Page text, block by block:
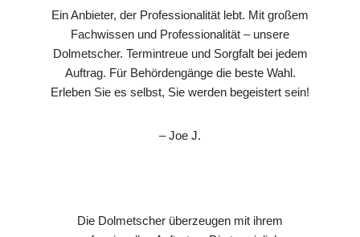
Ein Anbieter, der Professionalität lebt. Mit großem
Fachwissen und Professionalität – unsere
Dolmetscher. Termintreue und Sorgfalt bei jedem
Auftrag. Für Behördengänge die beste Wahl.
Erleben Sie es selbst, Sie werden begeistert sein!
– Joe J.
Die Dolmetscher überzeugen mit ihrem